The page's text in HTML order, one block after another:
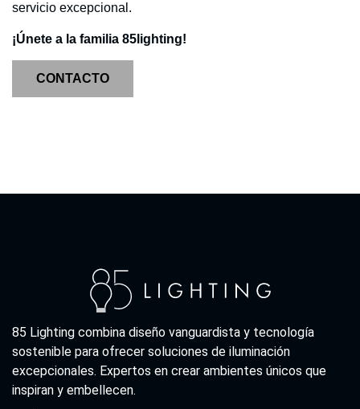
servicio excepcional.
¡Únete a la familia 85lighting!
CONTACTO
85 Lighting combina diseño vanguardista y tecnología
sostenible para ofrecer soluciones de iluminación
excepcionales. Expertos en crear ambientes únicos que
inspiran y embellecen.